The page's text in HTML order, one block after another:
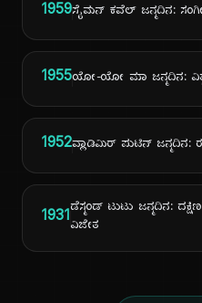
1959ಸೈಮನ್ ಕವೆಲ್ ಜನ್ಮದಿನ:
1955ಯೋ-ಯೋ ಮಾ ಜನ್ಮದಿನ:
1952ವ್ಲಾಡಿಮಿರ್ ಪುಟಿನ್ ಜನ್ಮದಿನ:
1931ಡೆಸ್ಮಂಡ್ ಟುಟು ಜನ್ಮದಿನ:
ವಿಜೇತ